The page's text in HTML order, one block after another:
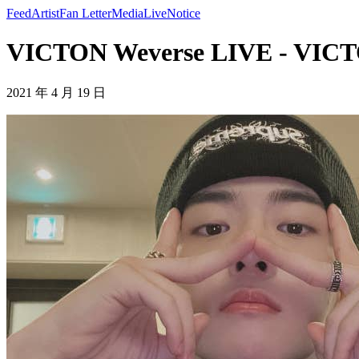
FeedArtistFan LetterMediaLiveNotice
VICTON Weverse LIVE -
2021 年 4 月 19 日